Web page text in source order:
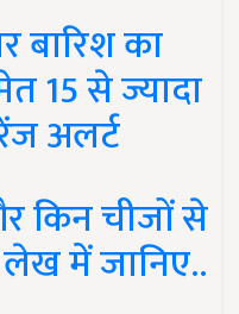
बारिश का
15 से ज्यादा
अलर्ट
किन चीजों से
में जानिए..